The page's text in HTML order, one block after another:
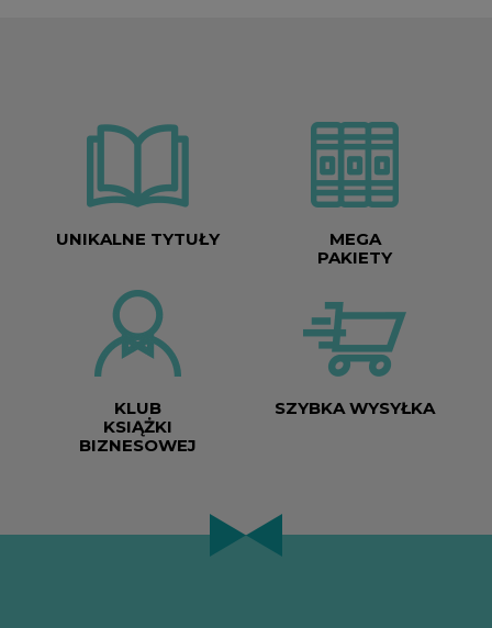
UNIKALNE TYTUŁY
MEGA
PAKIETY
KLUB
KSIĄŻKI
BIZNESOWEJ
SZYBKA WYSYŁKA